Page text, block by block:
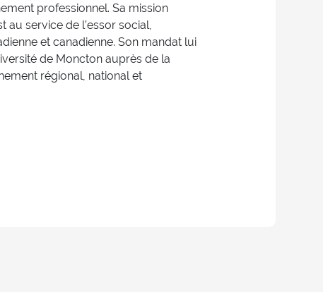
professionnel. Sa mission
service de l’essor social,
et canadienne. Son mandat lui
de Moncton auprès de la
régional, national et